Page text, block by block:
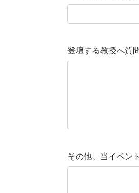
登壇する教授へ質
その他、当イベン